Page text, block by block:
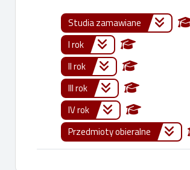
Studia zamawiane
I rok
II rok
III rok
IV rok
Przedmioty obieralne